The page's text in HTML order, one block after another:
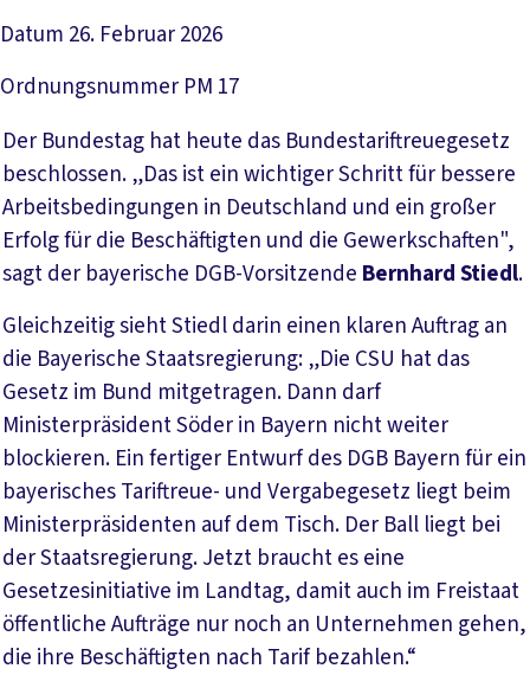
Datum 26. Februar 2026
Ordnungsnummer PM 17
Der Bundestag hat heute das Bundestariftreuegesetz
beschlossen. „Das ist ein wichtiger Schritt für bessere
Arbeitsbedingungen in Deutschland und ein großer
Erfolg für die Beschäftigten und die Gewerkschaften",
sagt der bayerische DGB-Vorsitzende Bernhard Stiedl.
Gleichzeitig sieht Stiedl darin einen klaren Auftrag an
die Bayerische Staatsregierung: „Die CSU hat das
Gesetz im Bund mitgetragen. Dann darf
Ministerpräsident Söder in Bayern nicht weiter
blockieren. Ein fertiger Entwurf des DGB Bayern für ein
bayerisches Tariftreue- und Vergabegesetz liegt beim
Ministerpräsidenten auf dem Tisch. Der Ball liegt bei
der Staatsregierung. Jetzt braucht es eine
Gesetzesinitiative im Landtag, damit auch im Freistaat
öffentliche Aufträge nur noch an Unternehmen gehen,
die ihre Beschäftigten nach Tarif bezahlen.“